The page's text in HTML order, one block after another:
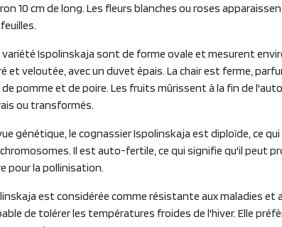
10 cm de long. Les fleurs blanches ou roses
Ispolinskaja sont de forme ovale et mesurent
et veloutée, avec un duvet épais. La chair est ferme,
de pomme et de poire. Les fruits mûrissent à la fin de
ou transformés.
génétique, le cognassier Ispolinskaja est diploïde, ce
Il est auto-fertile, ce qui signifie qu'il peut
pour la pollinisation.
est considérée comme résistante aux maladies et
de tolérer les températures froides de l'hiver. Elle